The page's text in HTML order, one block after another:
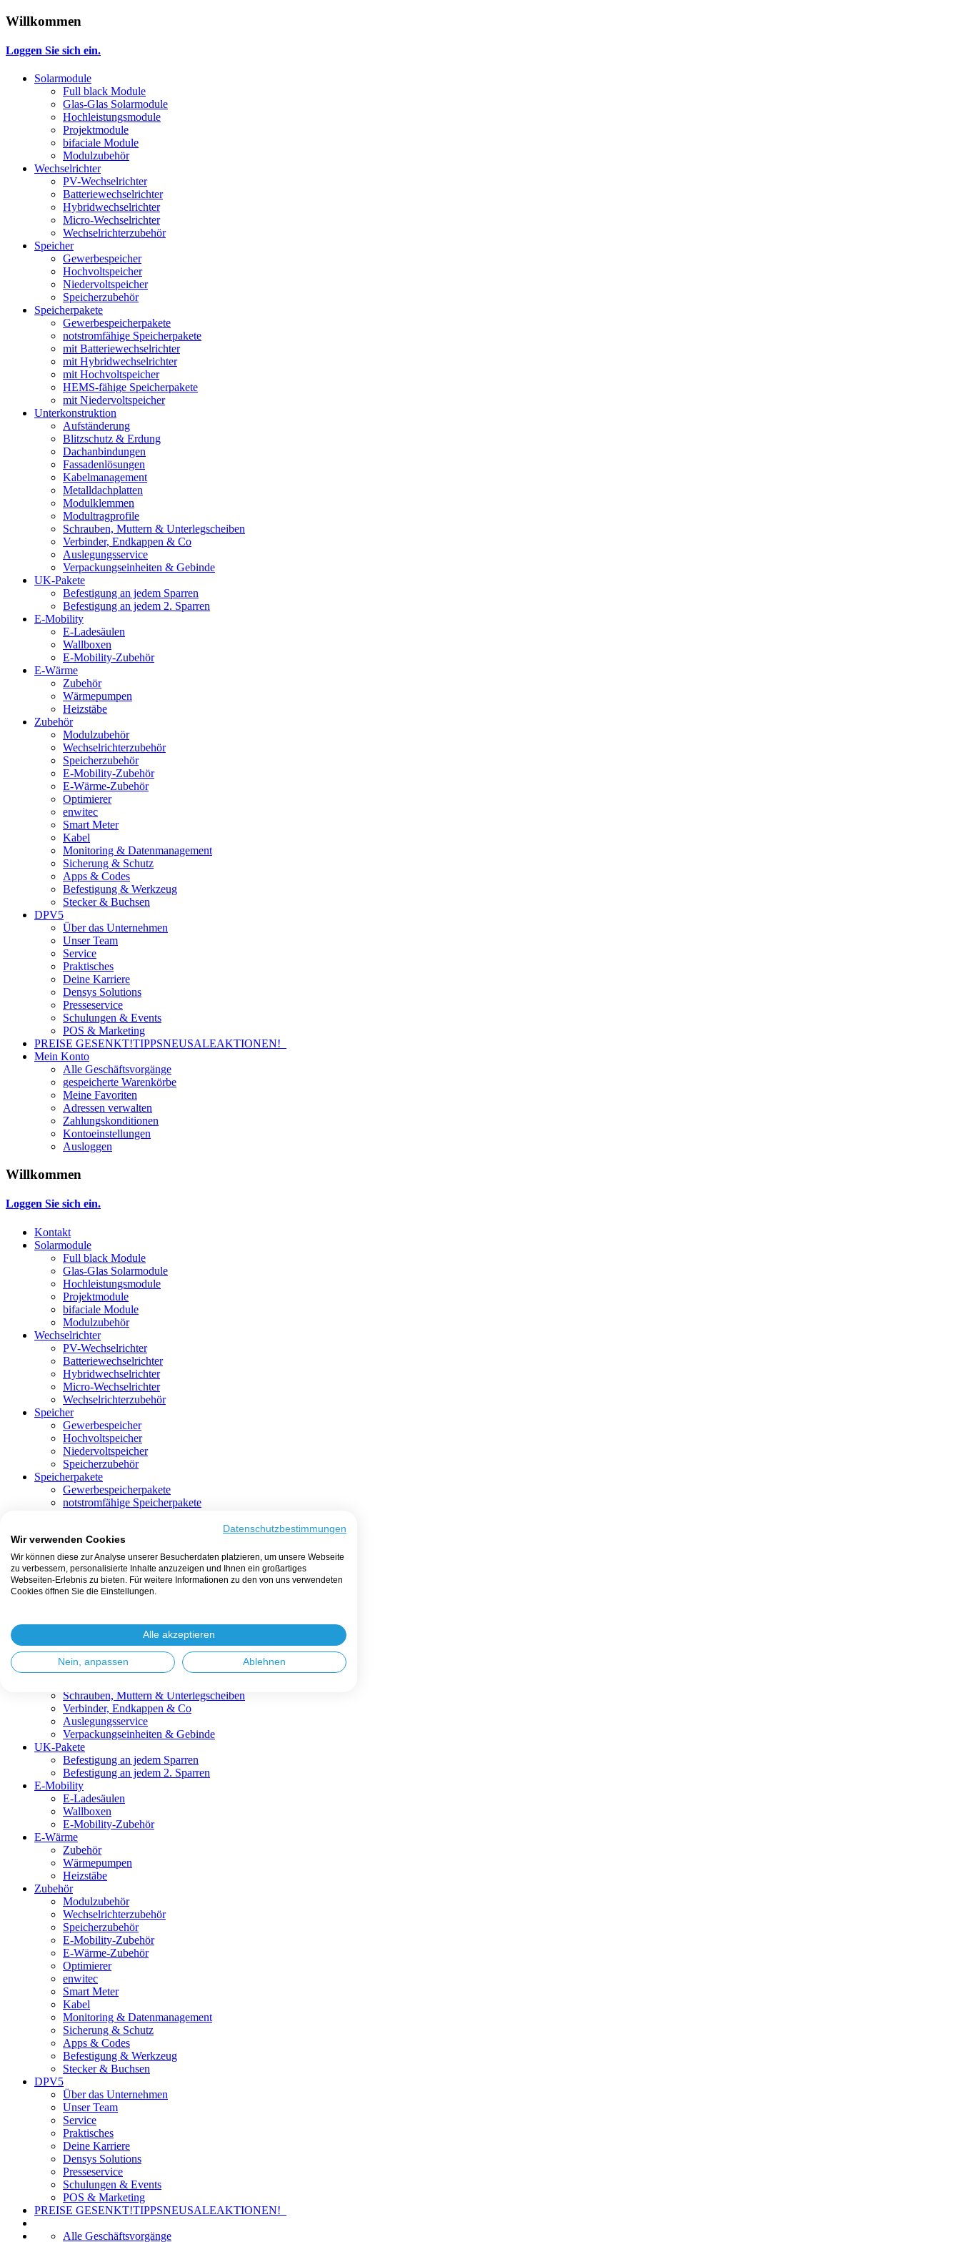
Willkommen
Loggen Sie sich ein.
Solarmodule
Full black Module
Glas-Glas Solarmodule
Hochleistungsmodule
Projektmodule
bifaciale Module
Modulzubehör
Wechselrichter
PV-Wechselrichter
Batteriewechselrichter
Hybridwechselrichter
Micro-Wechselrichter
Wechselrichterzubehör
Speicher
Gewerbespeicher
Hochvoltspeicher
Niedervoltspeicher
Speicherzubehör
Speicherpakete
Gewerbespeicherpakete
notstromfähige Speicherpakete
mit Batteriewechselrichter
mit Hybridwechselrichter
mit Hochvoltspeicher
HEMS-fähige Speicherpakete
mit Niedervoltspeicher
Unterkonstruktion
Aufständerung
Blitzschutz & Erdung
Dachanbindungen
Fassadenlösungen
Kabelmanagement
Metalldachplatten
Modulklemmen
Modultragprofile
Schrauben, Muttern & Unterlegscheiben
Verbinder, Endkappen & Co
Auslegungsservice
Verpackungseinheiten & Gebinde
UK-Pakete
Befestigung an jedem Sparren
Befestigung an jedem 2. Sparren
E-Mobility
E-Ladesäulen
Wallboxen
E-Mobility-Zubehör
E-Wärme
Zubehör
Wärmepumpen
Heizstäbe
Zubehör
Modulzubehör
Wechselrichterzubehör
Speicherzubehör
E-Mobility-Zubehör
E-Wärme-Zubehör
Optimierer
enwitec
Smart Meter
Kabel
Monitoring & Datenmanagement
Sicherung & Schutz
Apps & Codes
Befestigung & Werkzeug
Stecker & Buchsen
DPV5
Über das Unternehmen
Unser Team
Service
Praktisches
Deine Karriere
Densys Solutions
Presseservice
Schulungen & Events
POS & Marketing
PREISE GESENKT!TIPPSNEUSALEAKTIONEN!
Mein Konto
Alle Geschäftsvorgänge
gespeicherte Warenkörbe
Meine Favoriten
Adressen verwalten
Zahlungskonditionen
Kontoeinstellungen
Ausloggen
Willkommen
Loggen Sie sich ein.
Kontakt
Solarmodule
Full black Module
Glas-Glas Solarmodule
Hochleistungsmodule
Projektmodule
bifaciale Module
Modulzubehör
Wechselrichter
PV-Wechselrichter
Batteriewechselrichter
Hybridwechselrichter
Micro-Wechselrichter
Wechselrichterzubehör
Speicher
Gewerbespeicher
Hochvoltspeicher
Niedervoltspeicher
Speicherzubehör
Speicherpakete
Gewerbespeicherpakete
notstromfähige Speicherpakete
mit Hochvoltspeicher
HEMS-fähige Speicherpakete
mit Niedervoltspeicher
Unterkonstruktion
Aufständerung
Fassadenlösungen
Kabelmanagement
Metalldachplatten
Modulklemmen
Schrauben, Muttern & Unterlegscheiben
Verbinder, Endkappen & Co
Auslegungsservice
Verpackungseinheiten & Gebinde
UK-Pakete
Befestigung an jedem Sparren
Befestigung an jedem 2. Sparren
E-Mobility
E-Ladesäulen
Wallboxen
E-Mobility-Zubehör
E-Wärme
Zubehör
Wärmepumpen
Heizstäbe
Zubehör
Modulzubehör
Wechselrichterzubehör
Speicherzubehör
E-Mobility-Zubehör
E-Wärme-Zubehör
Optimierer
enwitec
Smart Meter
Kabel
Monitoring & Datenmanagement
Sicherung & Schutz
Apps & Codes
Befestigung & Werkzeug
Stecker & Buchsen
DPV5
Über das Unternehmen
Unser Team
Service
Praktisches
Deine Karriere
Densys Solutions
Presseservice
Schulungen & Events
POS & Marketing
PREISE GESENKT!TIPPSNEUSALEAKTIONEN!
Alle Geschäftsvorgänge
Datenschutzbestimmungen
Wir verwenden Cookies
Wir können diese zur Analyse unserer Besucherdaten platzieren, um unsere Webseite
zu verbessern, personalisierte Inhalte anzuzeigen und Ihnen ein großartiges
Webseiten-Erlebnis zu bieten. Für weitere Informationen zu den von uns verwendeten
Cookies öffnen Sie die Einstellungen.
Alle akzeptieren
Nein, anpassen Ablehnen